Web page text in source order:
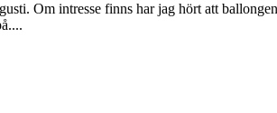
Om intresse finns har jag hört att